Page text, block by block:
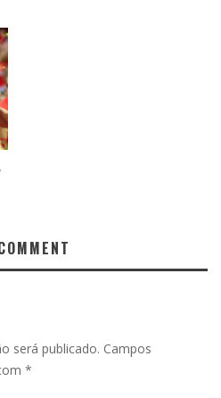
será publicado. Campos
*